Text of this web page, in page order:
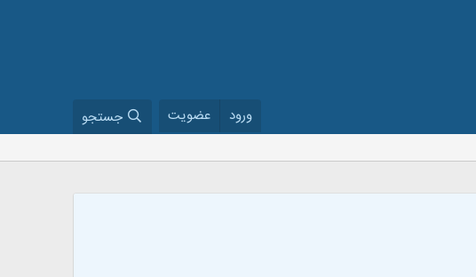
ورود عضویت جستجو